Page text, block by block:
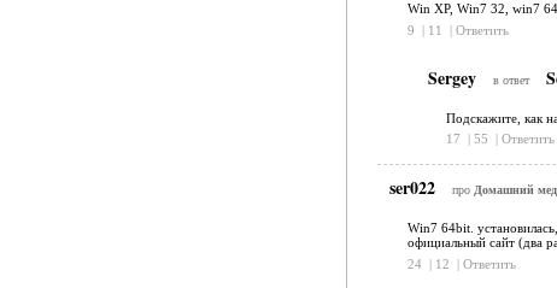
Win XP, Win7 32, win7
9
| 11 | Ответить
Sergey в ответ
Подскажите, как
17
| 55 | Ответить
ser022 про Домашний
Win7 64bit.
официальный сайт (два
24 | 12 | Ответить